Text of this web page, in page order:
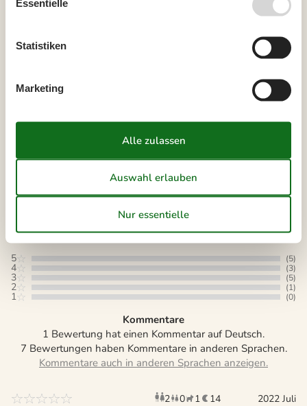
Ankunftszeit wurde nicht ausgewählt.
Unsere Gästebewertungen
3,9 Bezogen auf14Bewertungen
Letzte Bewertung ist vom 12.07.2026
5 (5)
4 (3)
3 (5)
2 (1)
1 (0)
Kommentare
1 Bewertung hat einen Kommentar auf Deutsch.
7 Bewertungen haben Kommentare in anderen Sprachen.
2 Erwachsene
0 Kinder
1 Haustier
14 2022 Juli
Essentielle
Statistiken
Marketing